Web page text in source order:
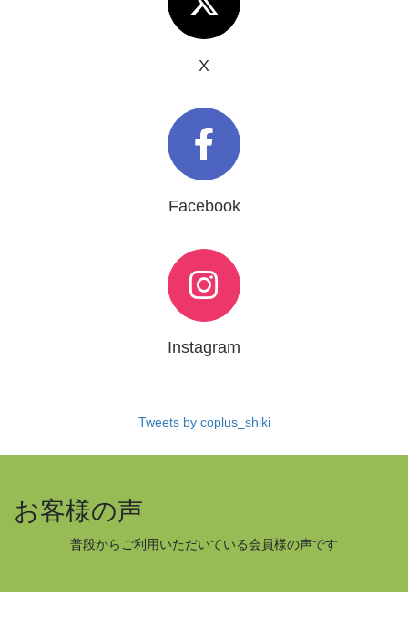
X
Facebook
Instagram
Tweets by coplus_shiki
お客様の声
普段からご利用いただいている会員様の声です